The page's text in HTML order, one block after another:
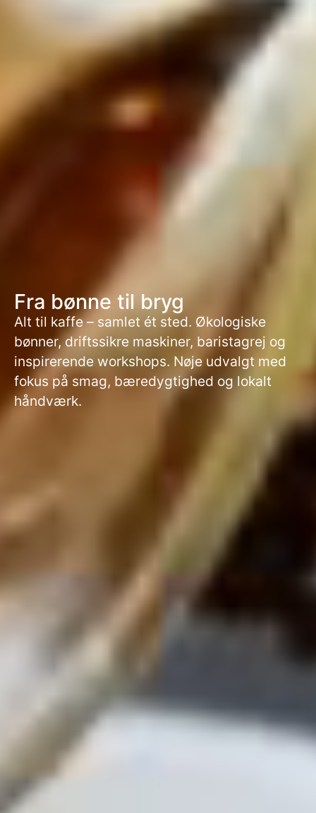
Fra bønne til bryg
Alt til kaffe – samlet ét sted. Økologiske
bønner, driftssikre maskiner, baristagrej og
inspirerende workshops. Nøje udvalgt med
fokus på smag, bæredygtighed og lokalt
håndværk.